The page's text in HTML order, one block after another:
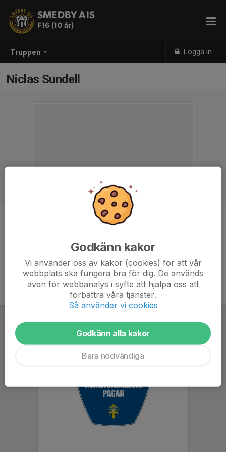
Truppen Logga in
SMEDBY AIS
F16 (10 år)
Niclas Sundell
Resurs
Godkänn kakor
Vi använder oss av kakor (cookies) för att vår
webbplats ska fungera bra för dig. De används
även för webbanalys i syfte att hjälpa oss att
förbättra våra tjänster.
Så använder vi cookies
Godkänn alla kakor
Bara nödvändiga